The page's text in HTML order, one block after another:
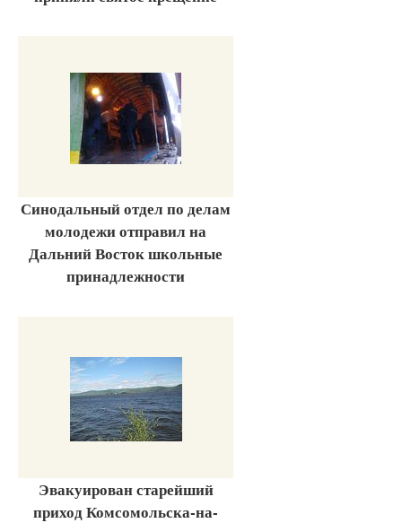
Синодальный отдел по делам
молодежи отправил на
Дальний Восток школьные
принадлежности
Эвакуирован старейший
приход Комсомольска-на-